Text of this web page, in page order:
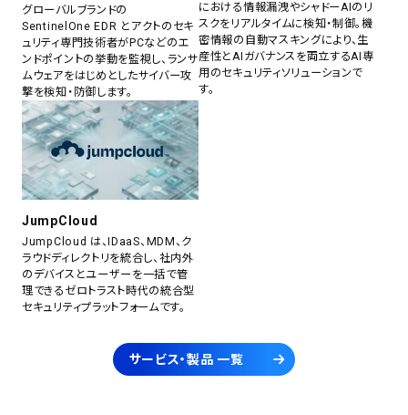
グローバルブランドの
SentinelOne EDR とアクトのセキ
ュリティ専門技術者がPCなどのエ
ンドポイントの挙動を監視し、ランサ
ムウェアをはじめとしたサイバー攻
撃を検知・防御します。
における情報漏洩やシャドーAIのリ
スクをリアルタイムに検知・制御。機
密情報の自動マスキングにより、生
産性とAIガバナンスを両立するAI専
用のセキュリティソリューションで
す。
JumpCloud
JumpCloud は、IDaaS、MDM、ク
ラウドディレクトリを統合し、社内外
のデバイスとユーザーを一括で管
理できるゼロトラスト時代の統合型
セキュリティプラットフォームです。
サービス・製品 一覧